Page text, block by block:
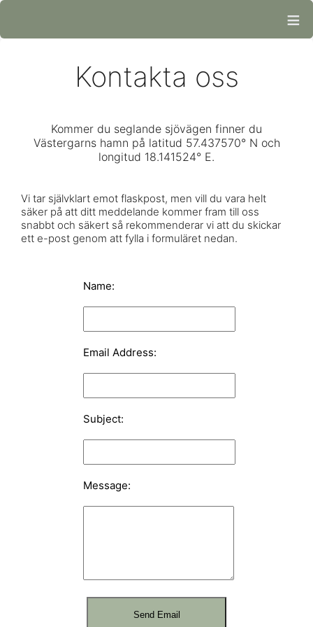
≡
Kontakta oss
Kommer du seglande sjövägen finner du
Västergarns hamn på latitud 57.437570° N och
longitud 18.141524° E.
Vi tar självklart emot flaskpost, men vill du vara helt
säker på att ditt meddelande kommer fram till oss
snabbt och säkert så rekommenderar vi att du skickar
ett e-post genom att fylla i formuläret nedan.